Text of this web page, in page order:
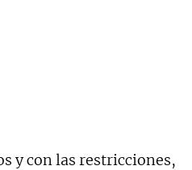
y con las restricciones,